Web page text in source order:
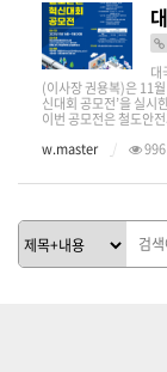
대
(이사장 권용복)은 11
신대회 공모전’을 실시
이번 공모전은 철도안
w.master
996